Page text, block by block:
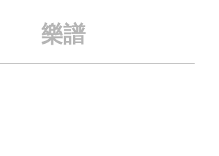
樂譜